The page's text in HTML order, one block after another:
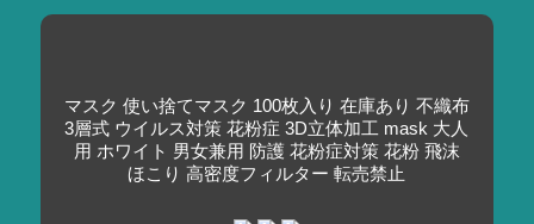
マスク 使い捨てマスク 100枚入り 在庫あり 不織布
3層式 ウイルス対策 花粉症 3D立体加工 mask 大人
用 ホワイト 男女兼用 防護 花粉症対策 花粉 飛沫
ほこり 高密度フィルター 転売禁止